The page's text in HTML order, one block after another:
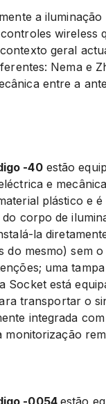
a iluminação
wireless
geral
Nema e
entre a
-40estão
e
plástico e
corpo de
la
do mesmo) sem
uma
Socket está
transportar o
integrada
monitorização
-0054 estão